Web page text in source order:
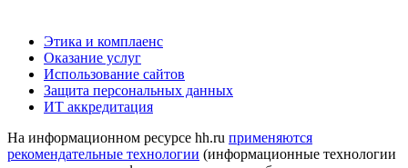
Этика и комплаенс
Оказание услуг
Использование сайтов
Защита персональных данных
ИТ аккредитация
На информационном ресурсе hh.ru применяются
рекомендательные технологии (информационные технологии